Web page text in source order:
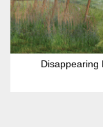
Disappearing